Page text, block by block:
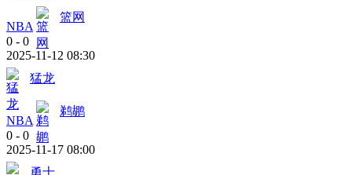
NBA
篮网
0 - 0
2025-11-12 08:30
猛龙
NBA
鹈鹕
0 - 0
2025-11-17 08:00